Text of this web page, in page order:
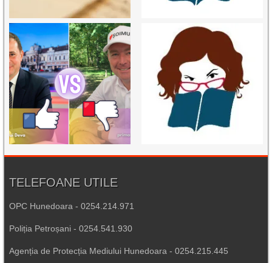
TELEFOANE UTILE
OPC Hunedoara - 0254.214.971
Poliția Petroșani - 0254.541.930
Agenția de Protecția Mediului Hunedoara - 0254.215.445